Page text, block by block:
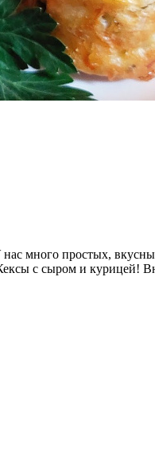
много простых,
с сыром и курицей!